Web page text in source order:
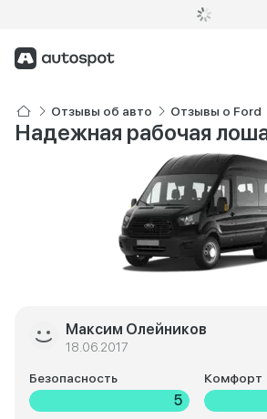
Отзывы об авто Отзывы о Ford
Надежная рабочая
Максим Олейников
18.06.2017
Безопасность
5
Комфорт